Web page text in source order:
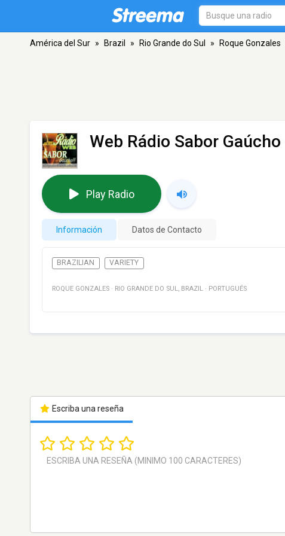
América del Sur » Brazil » Rio Grande do Sul » Roque Gonzales
Web Rádio Sabor Gaúcho
Play Radio
Información Datos de Contacto
BRAZILIAN VARIETY
ROQUE GONZALES · RIO GRANDE DO SUL, BRAZIL · PORTUGUÉS
Escriba una reseña